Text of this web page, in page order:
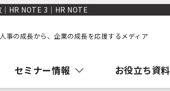
HR NOTE 3｜HR NOTE
人事の成長から、企業の成長を応援するメディア
セミナー情報 お役立ち資料